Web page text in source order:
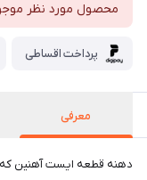
محصول مورد نظر
پرداخت اقساطی
معرفی
دهنه قطعه ایست آهنین که